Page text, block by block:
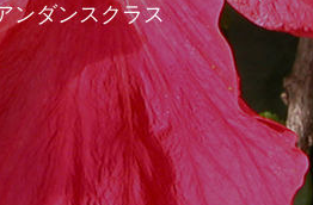
ンダンスクラス